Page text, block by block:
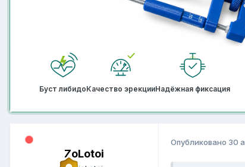
Буст либидоКачество эрекцииНадёжная фиксация
ZoLotoi
Опубликовано 30